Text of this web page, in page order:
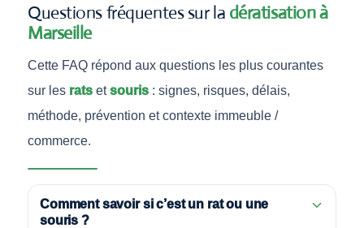
Questions fréquentes sur la dératisation à
Marseille
Cette FAQ répond aux questions les plus courantes
sur les rats etsouris : signes, risques, délais,
méthode, prévention et contexte immeuble /
commerce.
Comment savoir si c’est un rat ou une
souris ?